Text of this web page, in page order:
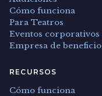
Cómo funciona
Para Teatros
Eventos corporativos
Empresa de beneficio
RECURSOS
Cómo funciona